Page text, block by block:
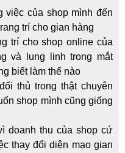
việc của shop mình đến
trí cho gian hàng
trí cho shop online của
và lung linh trong mắt
biết làm thế nào
thủ trong thật chuyên
shop mình cũng giống
doanh thu của shop cứ
thay đổi diện mạo gian